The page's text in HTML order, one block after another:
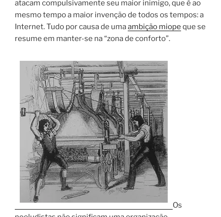
atacam compulsivamente seu maior inimigo, que é ao
mesmo tempo a maior invenção de todos os tempos: a
Internet. Tudo por causa de umaambição miope que se
resume em manter-se na “zona de conforto”.
Os